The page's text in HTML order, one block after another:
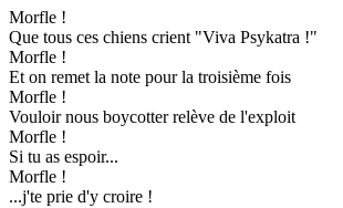
Morfle !
Que tous ces chiens crient "Viva Psykatra !"
Morfle !
Et on remet la note pour la troisième fois
Morfle !
Vouloir nous boycotter relève de l'exploit
Morfle !
Si tu as espoir...
Morfle !
...j'te prie d'y croire !